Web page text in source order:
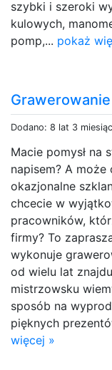
szybki i szeroki
kulowych,
pomp,... pokaż
Dodano: 8 lat 3
Macie pomysł na
napisem? A
okazjonalne
chcecie w
pracowników,
firmy? To
wykonuje
od wielu lat
mistrzowsku
sposób na
pięknych
więcej »